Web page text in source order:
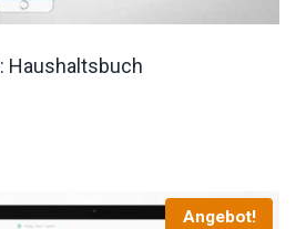
Haushaltsbuch
Angebot!